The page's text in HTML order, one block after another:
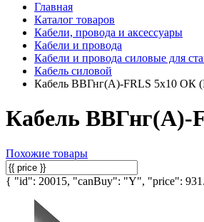
Главная
Каталог товаров
Кабели, провода и аксессуары
Кабели и провода
Кабели и провода силовые для
Кабель силовой
Кабель ВВГнг(А)-FRLS 5х10 ОК
Кабель ВВГнг(А)-
Похожие товары
{ "id": 20015, "canBuy": "Y", "price":